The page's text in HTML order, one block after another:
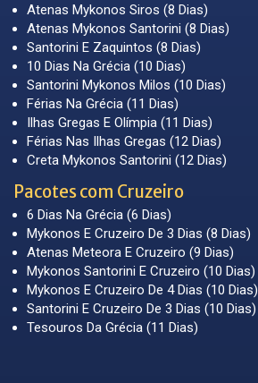
Atenas Mykonos Siros (8 Dias)
Atenas Mykonos Santorini (8 Dias)
Santorini E Zaquintos (8 Dias)
10 Dias Na Grécia (10 Dias)
Santorini Mykonos Milos (10 Dias)
Férias Na Grécia (11 Dias)
Ilhas Gregas E Olímpia (11 Dias)
Férias Nas Ilhas Gregas (12 Dias)
Creta Mykonos Santorini (12 Dias)
Pacotes com Cruzeiro
6 Dias Na Grécia (6 Dias)
Mykonos E Cruzeiro De 3 Dias (8 Dias)
Atenas Meteora E Cruzeiro (9 Dias)
Mykonos Santorini E Cruzeiro (10 Dias)
Mykonos E Cruzeiro De 4 Dias (10 Dias)
Santorini E Cruzeiro De 3 Dias (10 Dias)
Tesouros Da Grécia (11 Dias)